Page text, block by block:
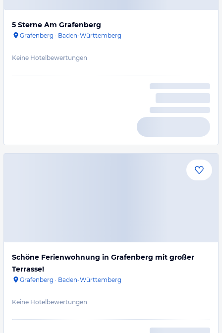
5 Sterne Am Grafenberg
Grafenberg · Baden-Württemberg
Keine Hotelbewertungen
Schöne Ferienwohnung in Grafenberg mit großer
Terrasse!
Grafenberg · Baden-Württemberg
Keine Hotelbewertungen